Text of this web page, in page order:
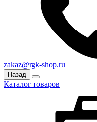
zakaz@rgk-shop.ru
Назад
Каталог товаров